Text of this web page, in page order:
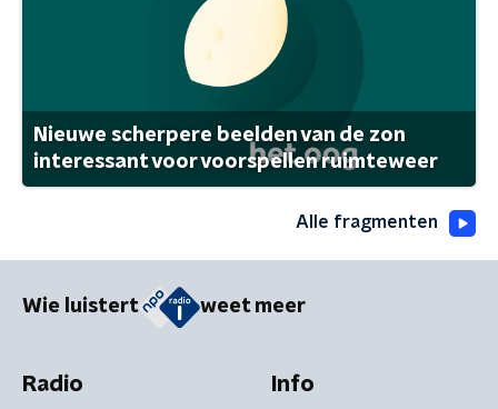
Nieuwe scherpere beelden van de zon
interessant voor voorspellen ruimteweer
Alle fragmenten
Wie luistert weet meer
Radio Info